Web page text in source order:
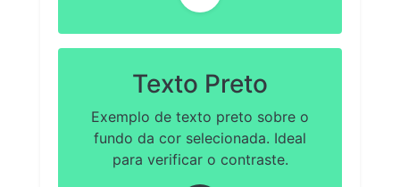
Texto Preto
Exemplo de texto preto sobre o
fundo da cor selecionada. Ideal
para verificar o contraste.